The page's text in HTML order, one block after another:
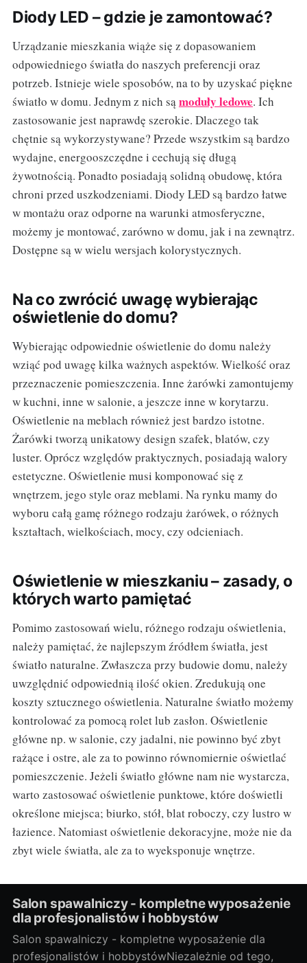
Diody LED – gdzie je zamontować?
Urządzanie mieszkania wiąże się z dopasowaniem
odpowiedniego światła do naszych preferencji oraz
potrzeb. Istnieje wiele sposobów, na to by uzyskać piękne
światło w domu. Jednym z nich sąmoduły ledowe. Ich
zastosowanie jest naprawdę szerokie. Dlaczego tak
chętnie są wykorzystywane? Przede wszystkim są bardzo
wydajne, energooszczędne i cechują się długą
żywotnością. Ponadto posiadają solidną obudowę, która
chroni przed uszkodzeniami. Diody LED są bardzo łatwe
w montażu oraz odporne na warunki atmosferyczne,
możemy je montować, zarówno w domu, jak i na zewnątrz.
Dostępne są w wielu wersjach kolorystycznych.
Na co zwrócić uwagę wybierając
oświetlenie do domu?
Wybierając odpowiednie oświetlenie do domu należy
wziąć pod uwagę kilka ważnych aspektów. Wielkość oraz
przeznaczenie pomieszczenia. Inne żarówki zamontujemy
w kuchni, inne w salonie, a jeszcze inne w korytarzu.
Oświetlenie na meblach również jest bardzo istotne.
Żarówki tworzą unikatowy design szafek, blatów, czy
luster. Oprócz względów praktycznych, posiadają walory
estetyczne. Oświetlenie musi komponować się z
wnętrzem, jego style oraz meblami. Na rynku mamy do
wyboru całą gamę różnego rodzaju żarówek, o różnych
kształtach, wielkościach, mocy, czy odcieniach.
Oświetlenie w mieszkaniu – zasady, o
których warto pamiętać
Pomimo zastosowań wielu, różnego rodzaju oświetlenia,
należy pamiętać, że najlepszym źródłem światła, jest
światło naturalne. Zwłaszcza przy budowie domu, należy
uwzględnić odpowiednią ilość okien. Zredukują one
koszty sztucznego oświetlenia. Naturalne światło możemy
kontrolować za pomocą rolet lub zasłon. Oświetlenie
główne np. w salonie, czy jadalni, nie powinno być zbyt
rażące i ostre, ale za to powinno równomiernie oświetlać
pomieszczenie. Jeżeli światło główne nam nie wystarcza,
warto zastosować oświetlenie punktowe, które doświetli
określone miejsca; biurko, stół, blat roboczy, czy lustro w
łazience. Natomiast oświetlenie dekoracyjne, może nie da
zbyt wiele światła, ale za to wyeksponuje wnętrze.
Salon spawalniczy - kompletne wyposażenie
dla profesjonalistów i hobbystów
Salon spawalniczy - kompletne wyposażenie dla
profesjonalistów i hobbystówNiezależnie od tego,